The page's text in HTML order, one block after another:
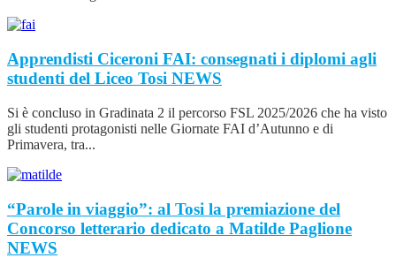
Apprendisti Ciceroni FAI: consegnati i diplomi agli
studenti del Liceo Tosi NEWS
Si è concluso in Gradinata 2 il percorso FSL 2025/2026 che ha visto
gli studenti protagonisti nelle Giornate FAI d’Autunno e di
Primavera, tra...
“Parole in viaggio”: al Tosi la premiazione del
Concorso letterario dedicato a Matilde Paglione
NEWS